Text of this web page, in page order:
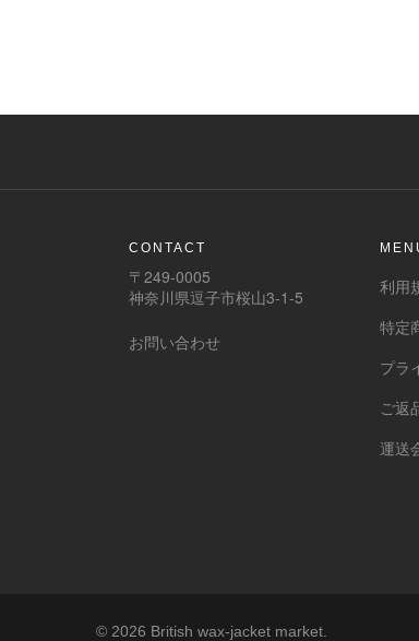
CONTACT
〒249-0005
神奈川県逗子市桜山3-1-5
お問い合わせ
利用
特定
プラ
ご返
運送
© 2026 British wax-jacket market.